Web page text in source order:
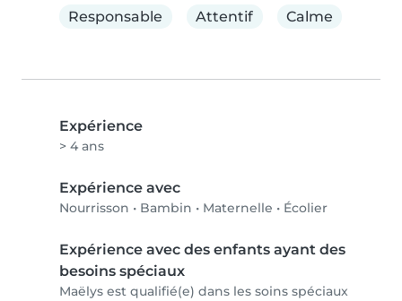
Responsable
Attentif Calme
Expérience
> 4 ans
Expérience avec
Nourrisson • Bambin • Maternelle • Écolier
Expérience avec des enfants ayant des
besoins spéciaux
Maëlys est qualifié(e) dans les soins spéciaux